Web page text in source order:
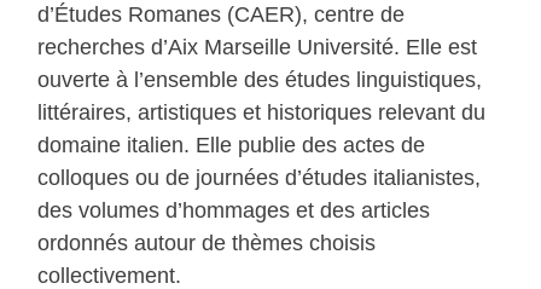
d’Études Romanes (CAER), centre de
recherches d’Aix Marseille Université. Elle est
ouverte à l’ensemble des études linguistiques,
littéraires, artistiques et historiques relevant du
domaine italien. Elle publie des actes de
colloques ou de journées d’études italianistes,
des volumes d’hommages et des articles
ordonnés autour de thèmes choisis
collectivement.